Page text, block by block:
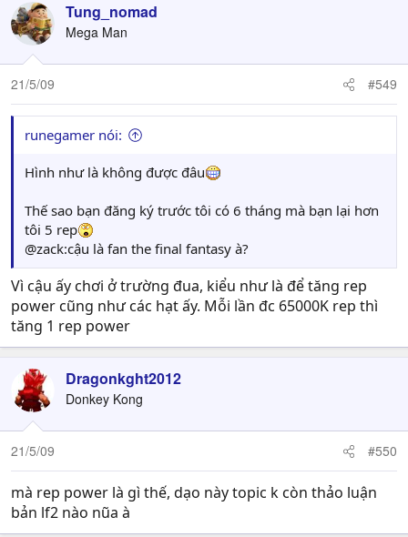
Tung_nomad
Mega Man
21/5/09 #549
runegamer nói:
Hình như là không được đâu
Thế sao bạn đăng ký trước tôi có 6 tháng mà bạn lại hơn
tôi 5 rep
@zack:cậu là fan the final fantasy à?
Vì cậu ấy chơi ở trường đua, kiểu như là để tăng rep
power cũng như các hạt ấy. Mỗi lần đc 65000K rep thì
tăng 1 rep power
Dragonkght2012
Donkey Kong
21/5/09 #550
mà rep power là gì thế, dạo này topic k còn thảo luận
bản lf2 nào nũa à